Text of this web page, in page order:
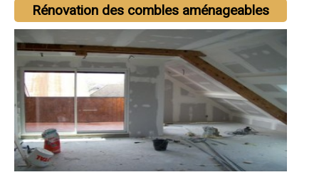
Rénovation des combles aménageables